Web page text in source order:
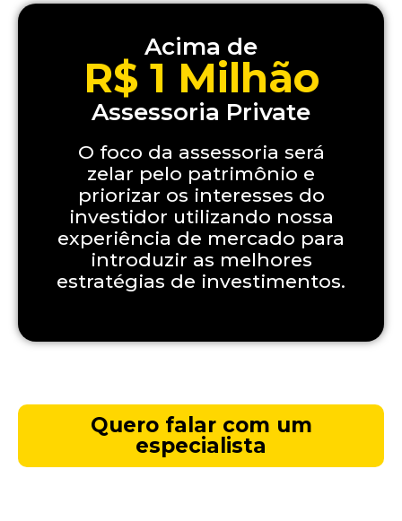
Acima de
R$ 1 Milhão
Assessoria Private
O foco da assessoria será
zelar pelo patrimônio e
priorizar os interesses do
investidor utilizando nossa
experiência de mercado para
introduzir as melhores
estratégias de investimentos.
Quero falar com um
especialista